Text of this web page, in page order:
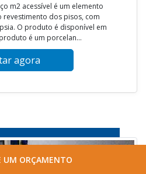
m2 acessível é um elemento
dos pisos, com
O produto é disponível em
é um porcelan...
agora
UM ORÇAMENTO